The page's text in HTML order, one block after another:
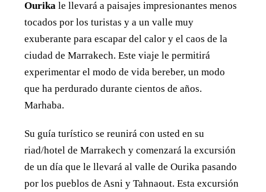
Ourika le llevará a paisajes impresionantes menos
tocados por los turistas y a un valle muy
exuberante para escapar del calor y el caos de la
ciudad de Marrakech. Este viaje le permitirá
experimentar el modo de vida bereber, un modo
que ha perdurado durante cientos de años.
Marhaba.
Su guía turístico se reunirá con usted en su
riad/hotel de Marrakech y comenzará la excursión
de un día que le llevará al valle de Ourika pasando
por los pueblos de Asni y Tahnaout. Esta excursión